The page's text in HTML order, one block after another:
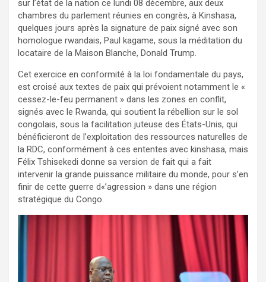
sur l’état de la nation ce lundi 08 décembre, aux deux
chambres du parlement réunies en congrès, à Kinshasa,
quelques jours après la signature de paix signé avec son
homologue rwandais, Paul kagame, sous la méditation du
locataire de la Maison Blanche, Donald Trump.
Cet exercice en conformité à la loi fondamentale du pays,
est croisé aux textes de paix qui prévoient notamment le «
cessez-le-feu permanent » dans les zones en conflit,
signés avec le Rwanda, qui soutient la rébellion sur le sol
congolais, sous la facilitation juteuse des États-Unis, qui
bénéficieront de l’exploitation des ressources naturelles de
la RDC, conformément à ces ententes avec kinshasa, mais
Félix Tshisekedi donne sa version de fait qui a fait
intervenir la grande puissance militaire du monde, pour s’en
finir de cette guerre d«’agression » dans une région
stratégique du Congo.